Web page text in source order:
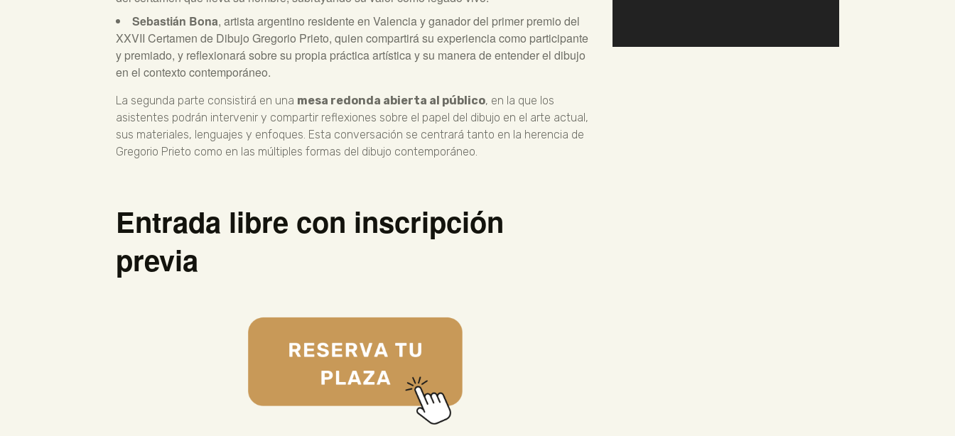
Sebastián Bona, artista argentino residente en Valencia y ganador del primer premio del
XXVII Certamen de Dibujo Gregorio Prieto, quien compartirá su experiencia como participante
y premiado, y reflexionará sobre su propia práctica artística y su manera de entender el dibujo
en el contexto contemporáneo.
La segunda parte consistirá en una mesa redonda abierta al público, en la que los
asistentes podrán intervenir y compartir reflexiones sobre el papel del dibujo en el arte actual,
sus materiales, lenguajes y enfoques. Esta conversación se centrará tanto en la herencia de
Gregorio Prieto como en las múltiples formas del dibujo contemporáneo.
Entrada libre con inscripción
previa